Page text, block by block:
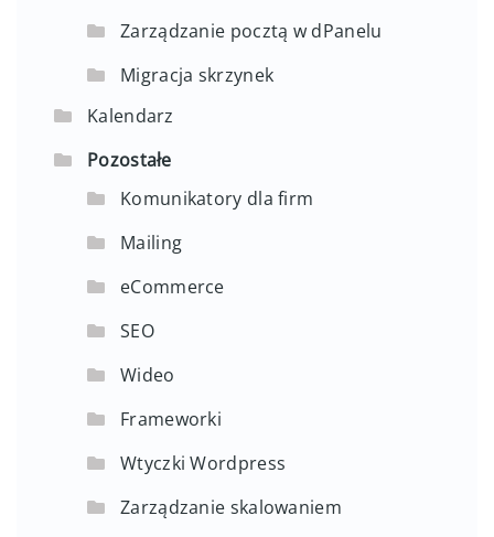
Zarządzanie pocztą w dPanelu
Migracja skrzynek
Kalendarz
Pozostałe
Komunikatory dla firm
Mailing
eCommerce
SEO
Wideo
Frameworki
Wtyczki Wordpress
Zarządzanie skalowaniem